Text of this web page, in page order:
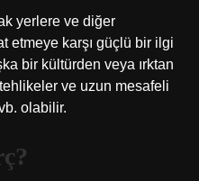
yerlere ve diğer
etmeye karşı güçlü bir ilgi
bir kültürden veya ırktan
ve uzun mesafeli
olabilir.